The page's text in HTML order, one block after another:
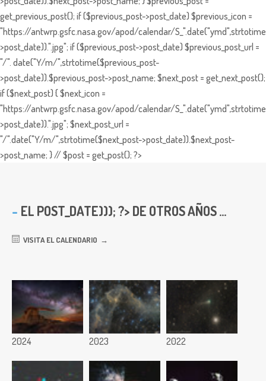
get_previous_post(); if ($previous_post->post_date) $previous_icon =
"https://antwrp.gsfc.nasa.gov/apod/calendar/
>post_date)).".jpg"; if ($previous_post->post_date) $previous_post_url =
"/". date("Y/m/",strtotime($previous_post-
>post_date)).$previous_post->post_name; $next_post = get_next_post();
if ($next_post) { $next_icon =
"https://antwrp.gsfc.nasa.gov/apod/calendar/
>post_date)).".jpg"; $next_post_url =
"/".date("Y/m/",strtotime($next_post->post_date)).$next_post-
>post_name; } // $post = get_post(); ?>
EL POST_DATE))); ?> DE OTROS AÑOS ...
VISITA EL CALENDARIO
2024 2023 2022